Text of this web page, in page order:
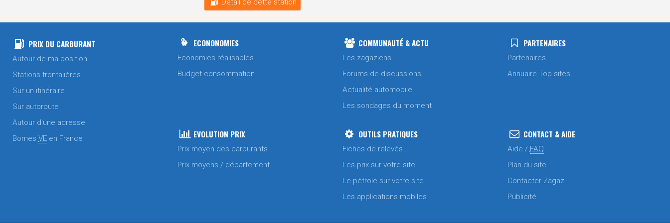
Détail de cette station
PRIX DU CARBURANT
Autour de ma position
Stations frontalières
Sur un itinéraire
Sur autoroute
Autour d'une adresse
Bornes VE en France
ECONONOMIES
Economies réalisables
Budget consommation
COMMUNAUTÉ & ACTU
Les zagaziens
Forums de discussions
Actualité automobile
Les sondages du moment
PARTENAIRES
Partenaires
Annuaire Top sites
EVOLUTION PRIX
Prix moyen des carburants
Prix moyens / département
OUTILS PRATIQUES
Fiches de relevés
Les prix sur votre site
Le pétrole sur votre site
Les applications mobiles
CONTACT & AIDE
Aide / FAQ
Plan du site
Contacter Zagaz
Publicité